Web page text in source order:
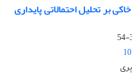
بر تحلیل احتمالاتی پایداری